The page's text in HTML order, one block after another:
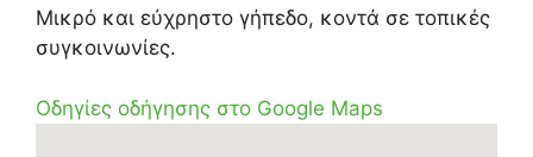
Μικρό και εύχρηστο γήπεδο, κοντά σε τοπικές
συγκοινωνίες.
Οδηγίες οδήγησης στο Google Maps